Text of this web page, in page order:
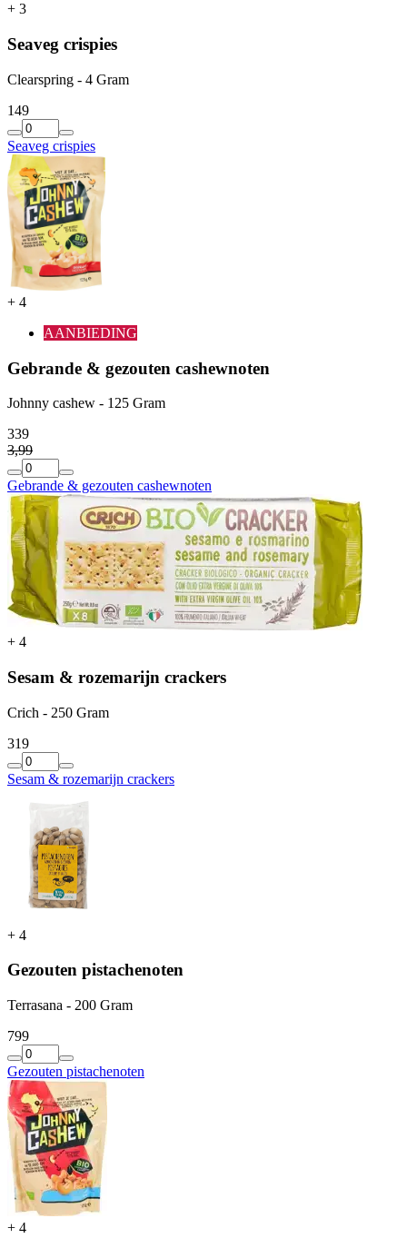
+ 3
Seaveg crispies
Clearspring - 4 Gram
149
Seaveg crispies
+ 4
AANBIEDING
Gebrande & gezouten cashewnoten
Johnny cashew - 125 Gram
339
3,99
Gebrande & gezouten cashewnoten
+ 4
Sesam & rozemarijn crackers
Crich - 250 Gram
319
Sesam & rozemarijn crackers
+ 4
Gezouten pistachenoten
Terrasana - 200 Gram
799
Gezouten pistachenoten
+ 4